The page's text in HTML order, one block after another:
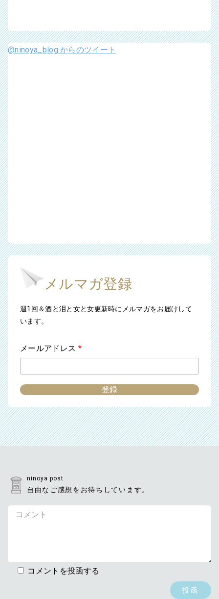
@ninoya_blog からのツイート
メルマガ登録
週1回＆酒と泪と女と女更新時にメルマガをお届けして
います。
メールアドレス *
ninoya post
自由なご感想をお待ちしています。
コメントを投函する